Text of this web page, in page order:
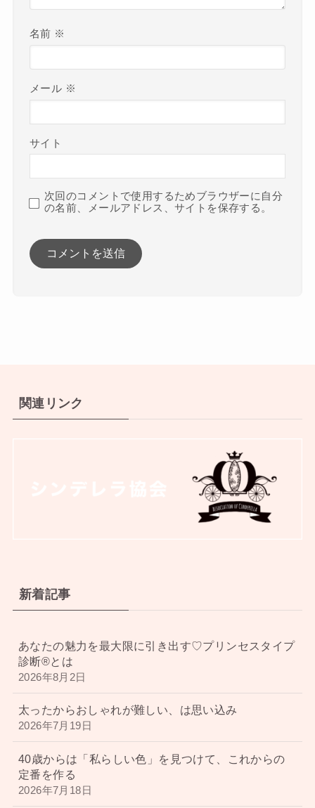
名前 ※
メール ※
サイト
次回のコメントで使用するためブラウザーに自分
の名前、メールアドレス、サイトを保存する。
関連リンク
新着記事
あなたの魅力を最大限に引き出す♡プリンセスタイプ
診断®︎とは
2026年8月2日
太ったからおしゃれが難しい、は思い込み
2026年7月19日
40歳からは「私らしい色」を見つけて、これからの
定番を作る
2026年7月18日